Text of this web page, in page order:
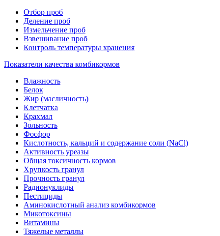
Отбор проб
Деление проб
Измельчение проб
Взвешивание проб
Контроль температуры хранения
Показатели качества комбикормов
Влажность
Белок
Жир (масличность)
Клетчатка
Крахмал
Зольность
Фосфор
Кислотность, кальций и содержание соли (NaCl)
Активность уреазы
Общая токсичность кормов
Хрупкость гранул
Прочность гранул
Радионуклиды
Пестициды
Аминокислотный анализ комбикормов
Микотоксины
Витамины
Тяжелые металлы